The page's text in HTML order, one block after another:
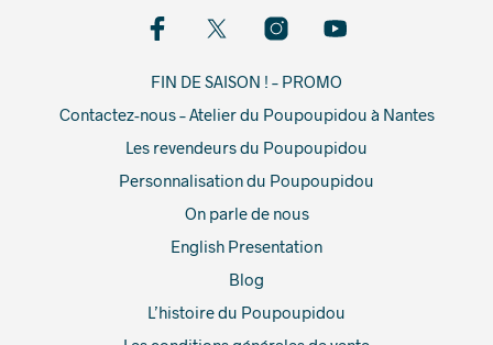
FIN DE SAISON ! – PROMO
Contactez-nous – Atelier du Poupoupidou à Nantes
Les revendeurs du Poupoupidou
Personnalisation du Poupoupidou
On parle de nous
English Presentation
Blog
L’histoire du Poupoupidou